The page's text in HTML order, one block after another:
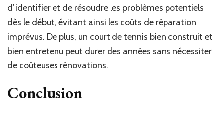
d’identifier et de résoudre les problèmes potentiels
dès le début, évitant ainsi les coûts de réparation
imprévus. De plus, un court de tennis bien construit et
bien entretenu peut durer des années sans nécessiter
de coûteuses rénovations.
Conclusion